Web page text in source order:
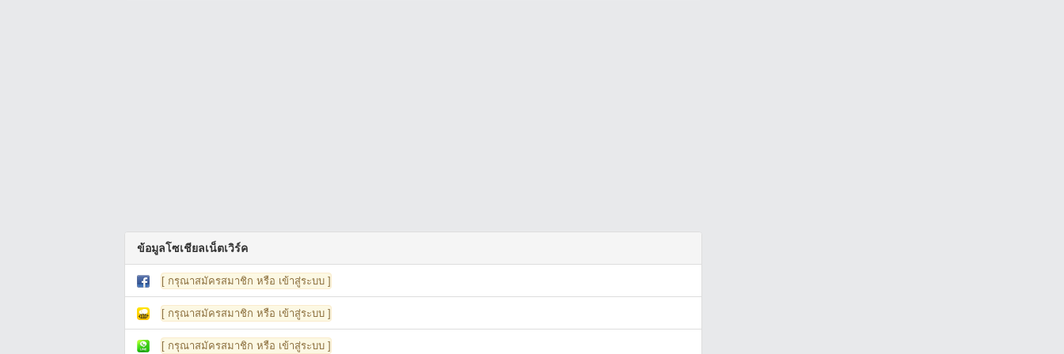
ข้อมูลโซเชียลเน็ตเวิร์ค
[ กรุณาสมัครสมาชิก หรือ เข้าสู่ระบบ ]
[ กรุณาสมัครสมาชิก หรือ เข้าสู่ระบบ ]
[ กรุณาสมัครสมาชิก หรือ เข้าสู่ระบบ ]